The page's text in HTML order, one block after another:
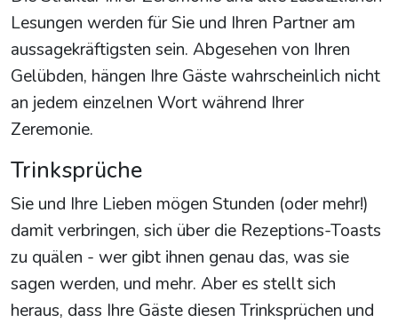
Lesungen werden für Sie und Ihren Partner am
aussagekräftigsten sein. Abgesehen von Ihren
Gelübden, hängen Ihre Gäste wahrscheinlich nicht
an jedem einzelnen Wort während Ihrer
Zeremonie.
Trinksprüche
Sie und Ihre Lieben mögen Stunden (oder mehr!)
damit verbringen, sich über die Rezeptions-Toasts
zu quälen - wer gibt ihnen genau das, was sie
sagen werden, und mehr. Aber es stellt sich
heraus, dass Ihre Gäste diesen Trinksprüchen und